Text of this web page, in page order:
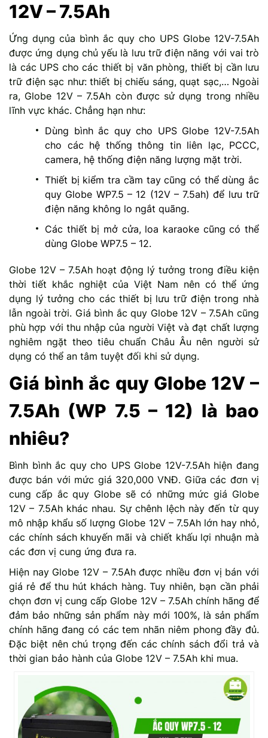
12V – 7.5Ah
Ứng dụng của bình ắc quy cho UPS Globe 12V-7.5Ah
được ứng dụng chủ yếu là lưu trữ điện năng với vai trò
là các UPS cho các thiết bị văn phòng, thiết bị cần lưu
trữ điện sạc như: thiết bị chiếu sáng, quạt sạc,… Ngoài
ra, Globe 12V – 7.5Ah còn được sử dụng trong nhiều
lĩnh vực khác. Chẳng hạn như:
Dùng bình ắc quy cho UPS Globe 12V-7.5Ah
cho các hệ thống thông tin liên lạc, PCCC,
camera, hệ thống điện năng lượng mặt trời.
Thiết bị kiểm tra cầm tay cũng có thể dùng ắc
quy Globe WP7.5 – 12 (12V – 7.5ah) để lưu trữ
điện năng không lo ngắt quãng.
Các thiết bị mở cửa, loa karaoke cũng có thể
dùng Globe WP7.5 – 12.
Globe 12V – 7.5Ah hoạt động lý tưởng trong điều kiện
thời tiết khắc nghiệt của Việt Nam nên có thể ứng
dụng lý tưởng cho các thiết bị lưu trữ điện trong nhà
lẫn ngoài trời. Giá bình ắc quy Globe 12V – 7.5Ah cũng
phù hợp với thu nhập của người Việt và đạt chất lượng
nghiêm ngặt theo tiêu chuẩn Châu Âu nên người sử
dụng có thể an tâm tuyệt đối khi sử dụng.
Giá bình ắc quy Globe 12V –
7.5Ah (WP 7.5 – 12) là bao
nhiêu?
Bình bình ắc quy cho UPS Globe 12V-7.5Ah hiện đang
được bán với mức giá 320,000 VNĐ. Giữa các đơn vị
cung cấp ắc quy Globe sẽ có những mức giá Globe
12V – 7.5Ah khác nhau. Sự chênh lệch này đến từ quy
mô nhập khẩu số lượng Globe 12V – 7.5Ah lớn hay nhỏ,
các chính sách khuyến mãi và chiết khấu lợi nhuận mà
các đơn vị cung ứng đưa ra.
Hiện nay Globe 12V – 7.5Ah được nhiều đơn vị bán với
giá rẻ để thu hút khách hàng. Tuy nhiên, bạn cần phải
chọn đơn vị cung cấp Globe 12V – 7.5Ah chính hãng để
đảm bảo những sản phẩm này mới 100%, là sản phẩm
chính hãng đang có các tem nhãn niêm phong đầy đủ.
Đặc biệt nên chú trọng đến các chính sách đổi trả và
thời gian bảo hành của Globe 12V – 7.5Ah khi mua.